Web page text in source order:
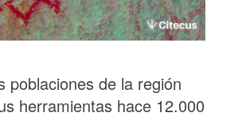
poblaciones de la región
herramientas hace 12.000